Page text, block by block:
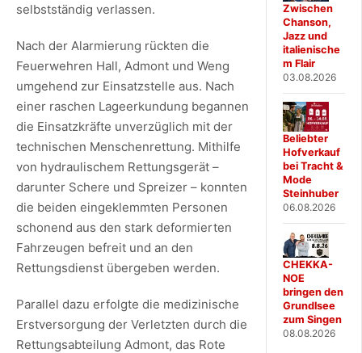
selbstständig verlassen.
Nach der Alarmierung rückten die
Feuerwehren Hall, Admont und Weng
umgehend zur Einsatzstelle aus. Nach
einer raschen Lageerkundung begannen
die Einsatzkräfte unverzüglich mit der
technischen Menschenrettung. Mithilfe
von hydraulischem Rettungsgerät –
darunter Schere und Spreizer – konnten
die beiden eingeklemmten Personen
schonend aus den stark deformierten
Fahrzeugen befreit und an den
Rettungsdienst übergeben werden.
Parallel dazu erfolgte die medizinische
Erstversorgung der Verletzten durch die
Rettungsabteilung Admont, das Rote
Zwischen
Chanson,
Jazz und
italienische
m Flair
03.08.2026
Beliebter
Hofverkauf
bei Tracht &
Mode
Steinhuber
06.08.2026
CHEKKA-
NOE
bringen den
Grundlsee
zum Singen
08.08.2026